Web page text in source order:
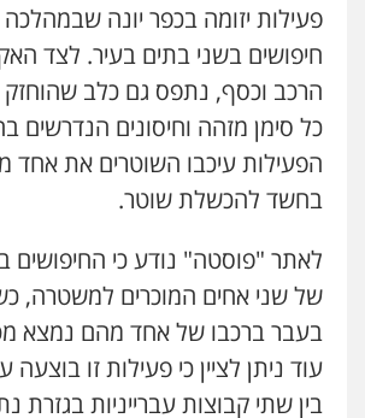
עו"ד איהאב ג'לג'ולי
אסירים
0505216700
אייל בן שושן, עורך דין
פלילי מעצרים וחקירות
נוער רישום פלילי
עו"ד שלומי שרון
פלילי צבאי מעצרים
0547342002
פעילות יזומה בכפר יונה שבמהלכה
חיפושים בשני בתים בעיר. לצד
הרכב וכסף, נתפס גם כלב
כל סימן מזהה וחיסונים הנדרשים
הפעילות עיכבו השוטרים את אחד
בחשד להכשלת שוטר.
לאתר "פוסטה" נודע כי החיפושים
של שני אחים המוכרים למשטרה,
בעבר ברכבו של אחד מהם נמצא
עוד ניתן לציין כי פעילות זו
בין שתי קבוצות עברייניות בגזרת
עו"ד אייל אביטל
פלילי פשיעה חמורה
0544712201
עו"ד רונן בנדל
משפט פלילי
כבריאן, מזר – משרד
פלילי מעצרים וחקירות
0543986802